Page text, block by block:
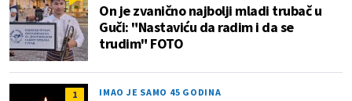
On je zvanično najbolji mladi trubač u
Guči: "Nastaviću da radim i da se
trudim" FOTO
1 IMAO JE SAMO 45 GODINA